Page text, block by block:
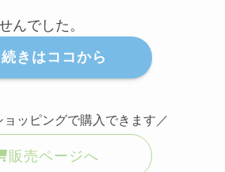
んでした。
続きはココから
ョッピングで購入できます／
販売ページへ